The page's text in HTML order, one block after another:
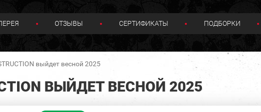
ОТЗЫВЫ СЕРТИФИКАТЫ ПОДБОРКИ
выйдет весной 2025
ВЫЙДЕТ ВЕСНОЙ 2025